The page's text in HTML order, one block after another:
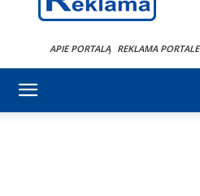
APIE PORTALĄ REKLAMA PORTALE